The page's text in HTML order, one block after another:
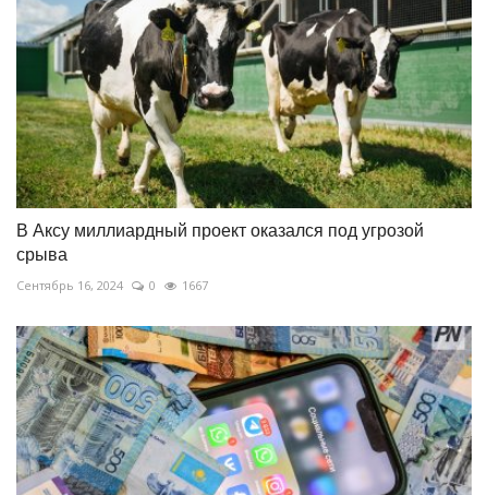
В Аксу миллиардный проект оказался под угрозой
срыва
Сентябрь 16, 2024 0 1667